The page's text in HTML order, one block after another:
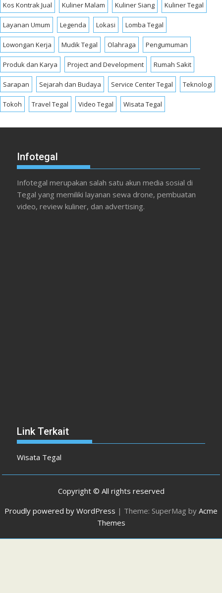
Kos Kontrak Jual Kuliner Malam Kuliner Siang Kuliner Tegal
Layanan Umum Legenda Lokasi Lomba Tegal
Lowongan Kerja Mudik Tegal Olahraga Pengumuman
Produk dan Karya Project and Development Rumah Sakit
Sarapan Sejarah dan Budaya Service Center Tegal Teknologi
Tokoh Travel Tegal Video Tegal Wisata Tegal
Infotegal
Infotegal merupakan salah satu akun media sosial di
Tegal yang memiliki layanan sewa drone, pembuatan
video, review kuliner, dan advertising.
Link Terkait
Wisata Tegal
Copyright © All rights reserved
Proudly powered by WordPress | Theme: SuperMag by Acme
Themes